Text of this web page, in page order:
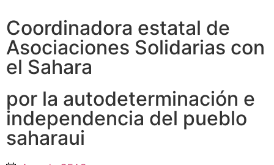
Coordinadora estatal de
Asociaciones Solidarias con
el Sahara
por la autodeterminación e
independencia del pueblo
saharaui